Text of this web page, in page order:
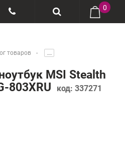
0
товаров .....
MSI Stealth
803XRU
код: 337271